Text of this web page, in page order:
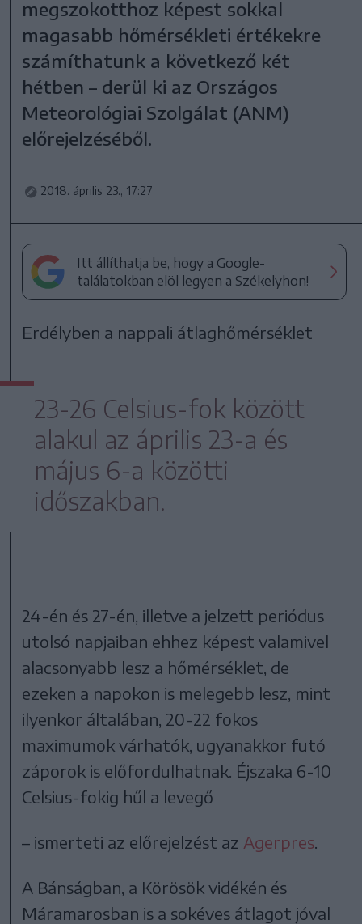
megszokotthoz képest sokkal
magasabb hőmérsékleti értékekre
számíthatunk a következő két
hétben – derül ki az Országos
Meteorológiai Szolgálat (ANM)
előrejelzéséből.
2018. április 23., 17:27
Itt állíthatja be, hogy a Google-
találatokban elöl legyen a Székelyhon!
Erdélyben a nappali átlaghőmérséklet
23-26 Celsius-fok között
alakul az április 23-a és
május 6-a közötti
időszakban.
24-én és 27-én, illetve a jelzett periódus
utolsó napjaiban ehhez képest valamivel
alacsonyabb lesz a hőmérséklet, de
ezeken a napokon is melegebb lesz, mint
ilyenkor általában, 20-22 fokos
maximumok várhatók, ugyanakkor futó
záporok is előfordulhatnak. Éjszaka 6-10
Celsius-fokig hűl a levegő
– ismerteti az előrejelzést az Agerpres
A Bánságban, a Körösök vidékén és
Máramarosban is a sokéves átlagot jóval